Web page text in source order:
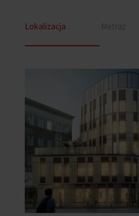
Lokalizacja Metraż